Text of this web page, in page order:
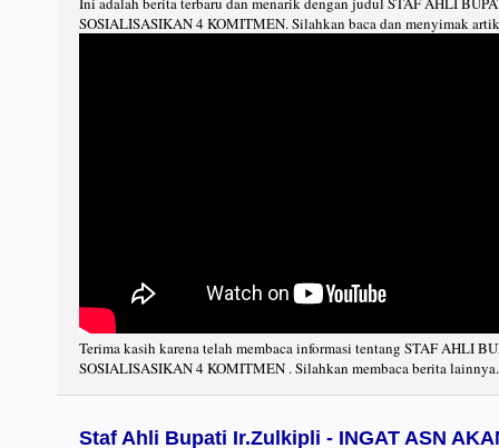
SOSIALISASIKAN 4 KOMITMEN. Silahkan baca dan menyimak
Terima kasih karena telah membaca informasi tentang STAF AHLI
SOSIALISASIKAN 4 KOMITMEN . Silahkan membaca berita lainnya.
Staf Ahli Bupati Ir.Zulkipli - INGAT ASN